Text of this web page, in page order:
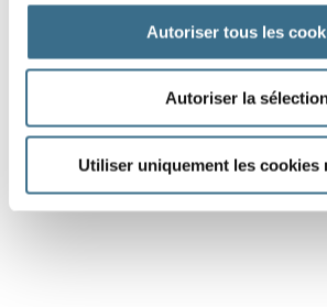
Autoriser tous les
Autoriser la
Utiliser uniquement les cookies
DONE!